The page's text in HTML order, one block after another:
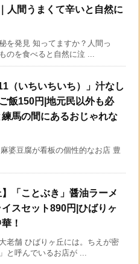
人間うまくて辛いと自然に
を発見 知ってますか？人間っ
のを食べると自然に泣 ...
（いちいちいち）」汁なし
飯150円|地元民以外も必
練馬の間にあるおじゃれな
婆豆腐が看板の個性的なお店 豊
】「ことぶき」醤油ラーメ
スセット890円|ひばりヶ
！
老舗 ひばりヶ丘には。ちえが密
と呼んでいるお店が ...